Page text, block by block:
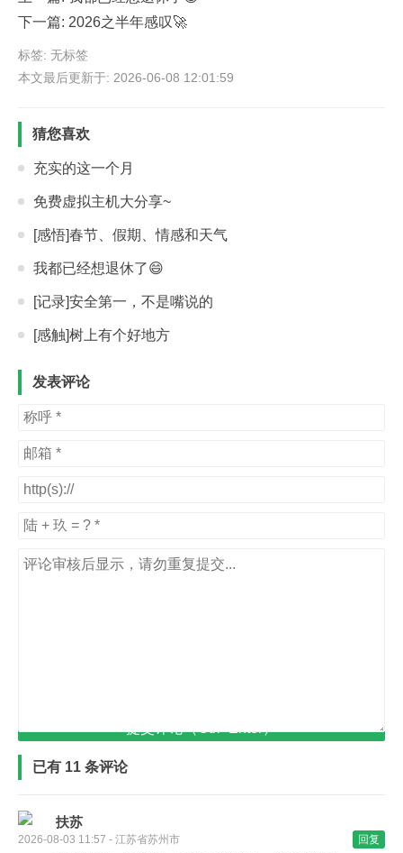
下一篇: 2026之半年感叹🚀
标签: 无标签
本文最后更新于: 2026-06-08 12:01:59
猜您喜欢
充实的这一个月
免费虚拟主机大分享~
[感悟]春节、假期、情感和天气
我都已经想退休了😄
[记录]安全第一，不是嘴说的
[感触]树上有个好地方
发表评论
已有 11 条评论
扶苏
2026-08-03 11:57 - 江苏省苏州市 回复